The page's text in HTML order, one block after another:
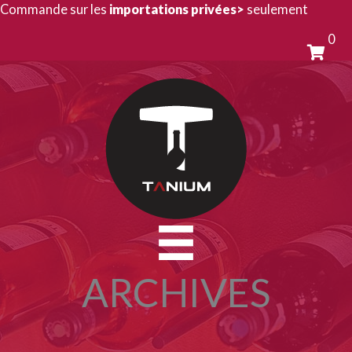
Aller
Commande sur les importations privées> seulement
0
ARCHIVES